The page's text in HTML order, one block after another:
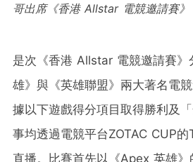
哥出席《香港Allstar 電競邀請賽》
是次《香港 Allstar 電競邀請賽
雄》與《英雄聯盟》兩大著名電
據以下遊戲得分項目取得勝利及
事均透過電競平台ZOTAC CUP
直播。比賽首先以《Apex 英雄